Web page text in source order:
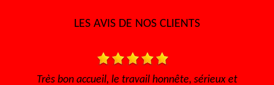
LES AVIS DE NOS CLIENTS
Très bon accueil, le travail honnête, sérieux et